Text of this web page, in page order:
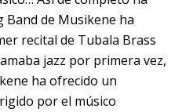
Band de Musikene ha
recital de Tubala Brass
jazz por primera vez,
ha ofrecido un
por el músico